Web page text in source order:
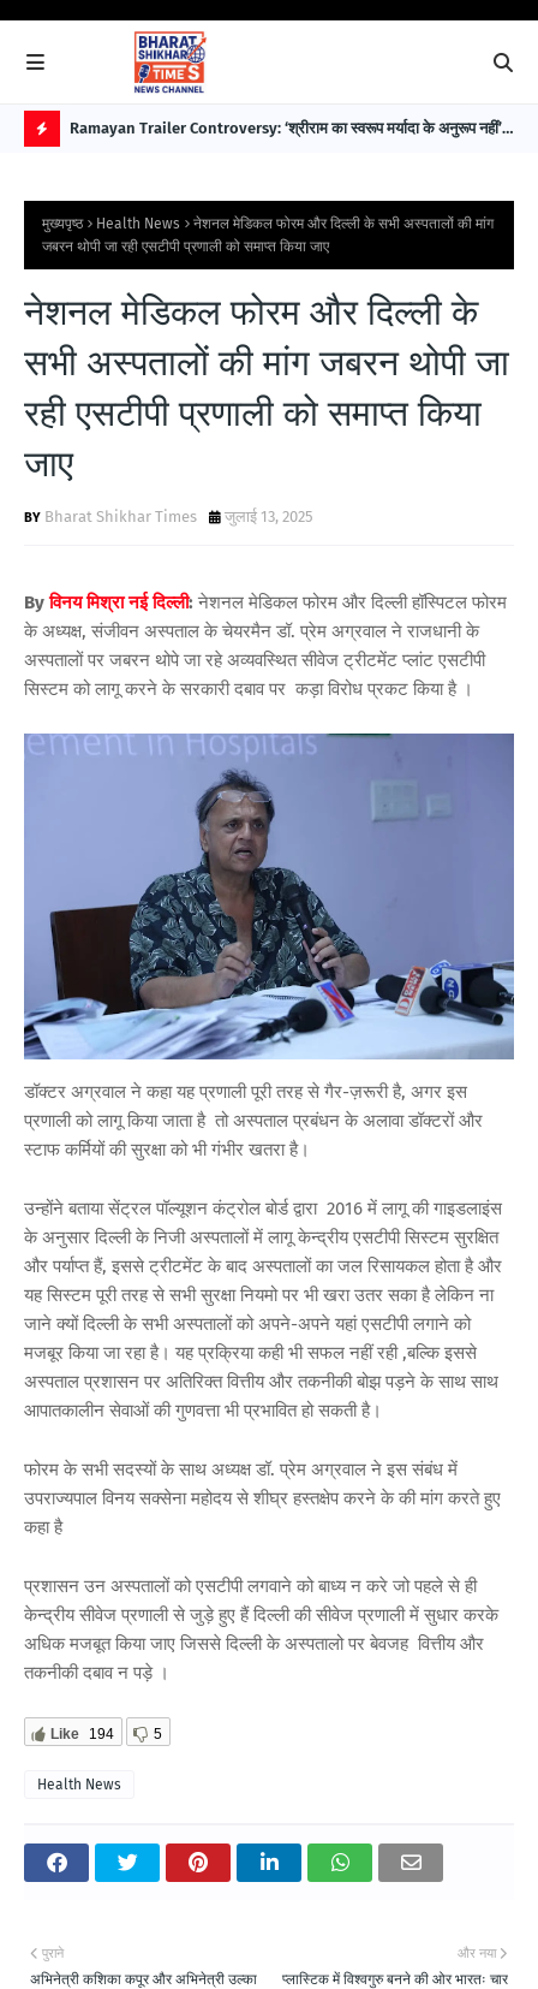
O
P
O
T
S
Ramayan Trailer Controversy: ‘श्रीराम का स्वरूप मर्यादा के अनुरूप नहीं’—
मुख्यपृष्ठ Health News
नेशनल मेडिकल फोरम और दिल्ली के सभी अस्पतालों की मांग
जबरन थोपी जा रही एसटीपी प्रणाली को समाप्त किया जाए
नेशनल मेडिकल फोरम और दिल्ली के
सभी अस्पतालों की मांग जबरन थोपी जा
रही एसटीपी प्रणाली को समाप्त किया
जाए
Bharat Shikhar Times जुलाई 13, 2025
Byविनय मिश्रा नई दिल्ली: नेशनल मेडिकल फोरम और दिल्ली हॉस्पिटल फोरम
के अध्यक्ष, संजीवन अस्पताल के चेयरमैन डॉ. प्रेम अग्रवाल ने राजधानी के
अस्पतालों पर जबरन थोपे जा रहे अव्यवस्थित सीवेज ट्रीटमेंट प्लांट एसटीपी
सिस्टम को लागू करने के सरकारी दबाव पर कड़ा विरोध प्रकट किया है ।
डॉक्टर अग्रवाल ने कहा यह प्रणाली पूरी तरह से गैर-ज़रूरी है, अगर इस
प्रणाली को लागू किया जाता है तो अस्पताल प्रबंधन के अलावा डॉक्टरों और
स्टाफ कर्मियों की सुरक्षा को भी गंभीर खतरा है।
उन्होंने बताया सेंट्रल पॉल्यूशन कंट्रोल बोर्ड द्वारा 2016 में लागू की गाइडलाइंस
के अनुसार दिल्ली के निजी अस्पतालों में लागू केन्द्रीय एसटीपी सिस्टम सुरक्षित
और पर्याप्त हैं, इससे ट्रीटमेंट के बाद अस्पतालों का जल रिसायकल होता है और
यह सिस्टम पूरी तरह से सभी सुरक्षा नियमो पर भी खरा उतर सका है लेकिन ना
जाने क्यों दिल्ली के सभी अस्पतालों को अपने-अपने यहां एसटीपी लगाने को
मजबूर किया जा रहा है। यह प्रक्रिया कही भी सफल नहीं रही ,बल्कि इससे
अस्पताल प्रशासन पर अतिरिक्त वित्तीय और तकनीकी बोझ पड़ने के साथ साथ
आपातकालीन सेवाओं की गुणवत्ता भी प्रभावित हो सकती है।
फोरम के सभी सदस्यों के साथ अध्यक्ष डॉ. प्रेम अग्रवाल ने इस संबंध में
उपराज्यपाल विनय सक्सेना महोदय से शीघ्र हस्तक्षेप करने के की मांग करते हुए
कहा है
प्रशासन उन अस्पतालों को एसटीपी लगवाने को बाध्य न करे जो पहले से ही
केन्द्रीय सीवेज प्रणाली से जुड़े हुए हैं दिल्ली की सीवेज प्रणाली में सुधार करके
अधिक मजबूत किया जाए जिससे दिल्ली के अस्पतालो पर बेवजह वित्तीय और
तकनीकी दबाव न पड़े ।
Like 194 5
Health News
और नया
प्लास्टिक में विश्वगुरु बनने की ओर भारतः चार
पुराने
अभिनेत्री कशिका कपूर और अभिनेत्री उल्का